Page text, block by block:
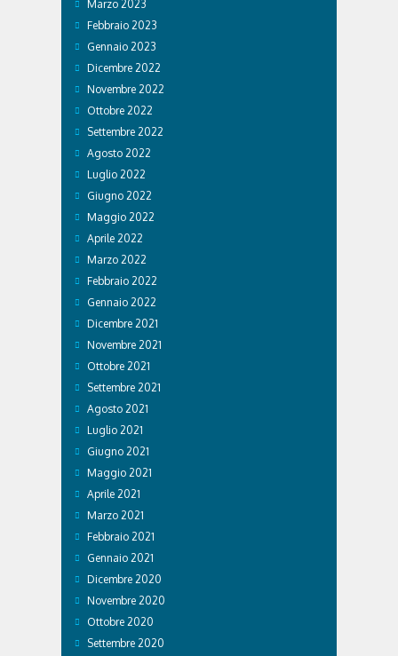
Marzo 2023
Febbraio 2023
Gennaio 2023
Dicembre 2022
Novembre 2022
Ottobre 2022
Settembre 2022
Agosto 2022
Luglio 2022
Giugno 2022
Maggio 2022
Aprile 2022
Marzo 2022
Febbraio 2022
Gennaio 2022
Dicembre 2021
Novembre 2021
Ottobre 2021
Settembre 2021
Agosto 2021
Luglio 2021
Giugno 2021
Maggio 2021
Aprile 2021
Marzo 2021
Febbraio 2021
Gennaio 2021
Dicembre 2020
Novembre 2020
Ottobre 2020
Settembre 2020